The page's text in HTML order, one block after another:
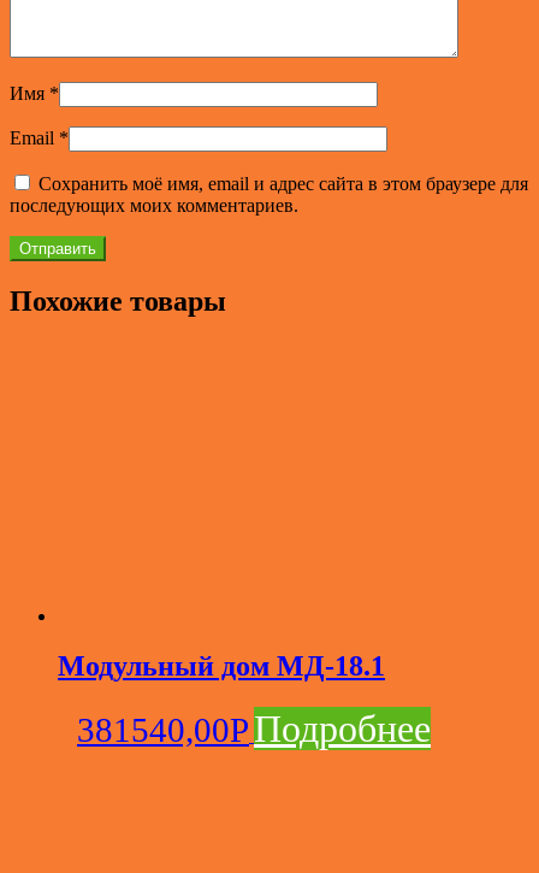
Имя *
Email *
Сохранить моё имя, email и адрес сайта в этом браузере для
последующих моих комментариев.
Похожие товары
Модульный дом МД-18.1
381540,00РПодробнее